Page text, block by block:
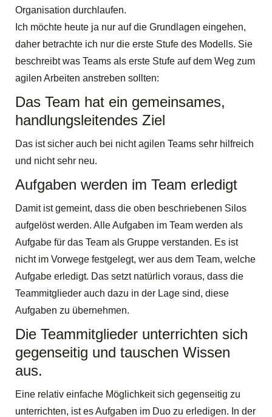
Organisation durchlaufen.
Ich möchte heute ja nur auf die Grundlagen eingehen,
daher betrachte ich nur die erste Stufe des Modells. Sie
beschreibt was Teams als erste Stufe auf dem Weg zum
agilen Arbeiten anstreben sollten:
Das Team hat ein gemeinsames,
handlungsleitendes Ziel
Das ist sicher auch bei nicht agilen Teams sehr hilfreich
und nicht sehr neu.
Aufgaben werden im Team erledigt
Damit ist gemeint, dass die oben beschriebenen Silos
aufgelöst werden. Alle Aufgaben im Team werden als
Aufgabe für das Team als Gruppe verstanden. Es ist
nicht im Vorwege festgelegt, wer aus dem Team, welche
Aufgabe erledigt. Das setzt natürlich voraus, dass die
Teammitglieder auch dazu in der Lage sind, diese
Aufgaben zu übernehmen.
Die Teammitglieder unterrichten sich
gegenseitig und tauschen Wissen
aus.
Eine relativ einfache Möglichkeit sich gegenseitig zu
unterrichten, ist es Aufgaben im Duo zu erledigen. In der